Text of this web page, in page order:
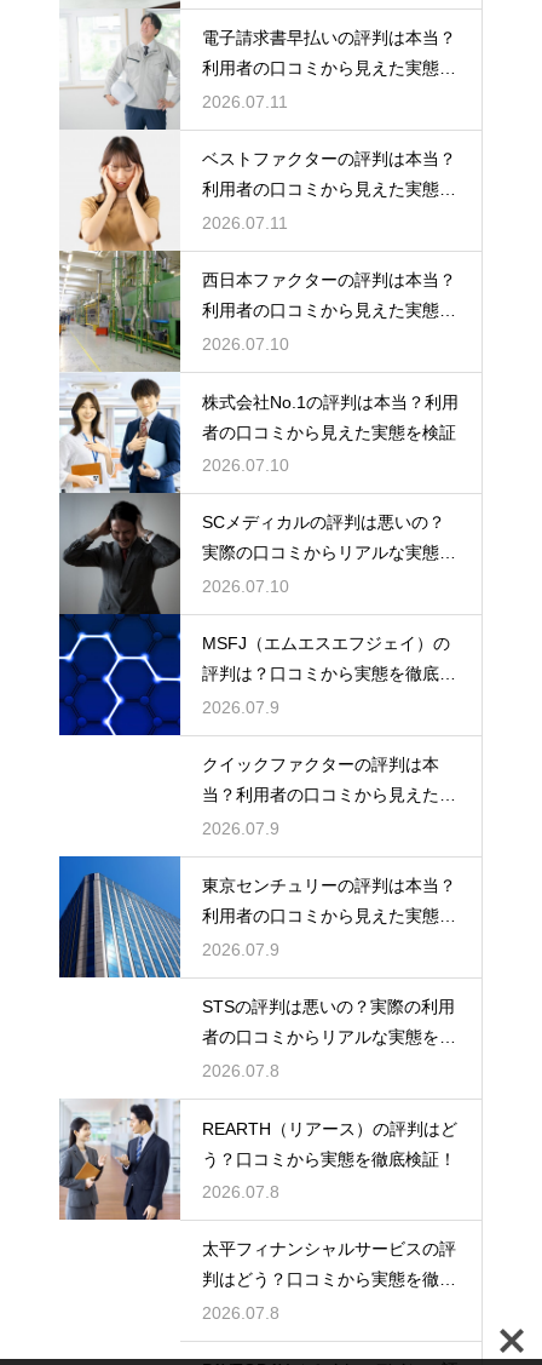
電子請求書早払いの評判は本当？
利用者の口コミから見えた実態を
検証
2026.07.11
ベストファクターの評判は本当？
利用者の口コミから見えた実態を
検証
2026.07.11
西日本ファクターの評判は本当？
利用者の口コミから見えた実態を
検証
2026.07.10
株式会社No.1の評判は本当？利用
者の口コミから見えた実態を検証
2026.07.10
SCメディカルの評判は悪いの？
実際の口コミからリアルな実態を
検証
2026.07.10
MSFJ（エムエスエフジェイ）の
評判は？口コミから実態を徹底検
証
2026.07.9
クイックファクターの評判は本
当？利用者の口コミから見えた実
態検証
2026.07.9
東京センチュリーの評判は本当？
利用者の口コミから見えた実態を
検証
2026.07.9
STSの評判は悪いの？実際の利用
者の口コミからリアルな実態を徹
底検証
2026.07.8
REARTH（リアース）の評判はど
う？口コミから実態を徹底検証！
2026.07.8
太平フィナンシャルサービスの評
判はどう？口コミから実態を徹底
検証！
2026.07.8